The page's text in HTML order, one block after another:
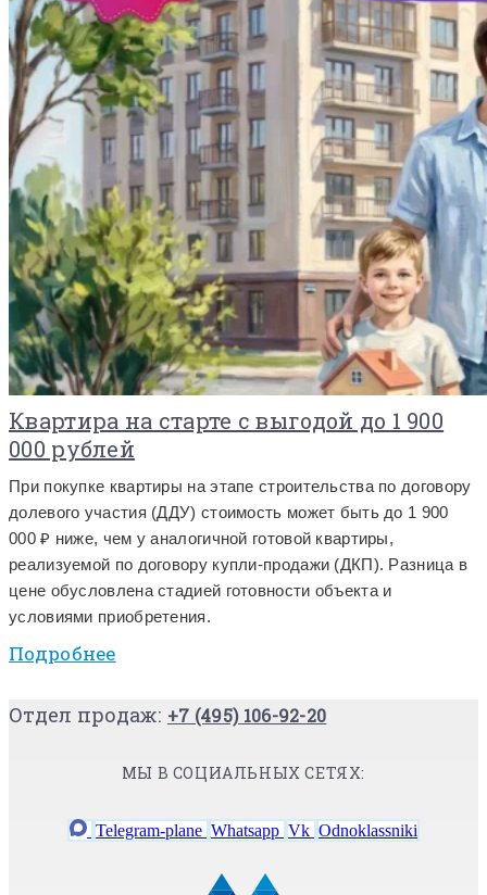
Квартира на старте с выгодой до 1 900
000 рублей
При покупке квартиры на этапе строительства по договору
долевого участия (ДДУ) стоимость может быть до 1 900
000 ₽ ниже, чем у аналогичной готовой квартиры,
реализуемой по договору купли-продажи (ДКП). Разница в
цене обусловлена стадией готовности объекта и
условиями приобретения.
Подробнее
Отдел продаж: +7 (495) 106-92-20
МЫ В СОЦИАЛЬНЫХ СЕТЯХ:
Telegram-plane Whatsapp Vk Odnoklassniki